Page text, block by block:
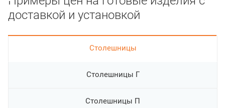
доставкой и установкой
Cтолешницы
Столешницы Г
Столешницы П